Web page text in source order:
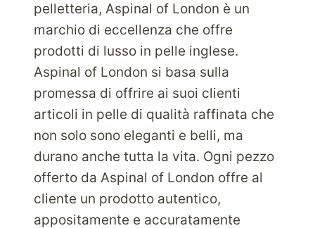
pelletteria, Aspinal of London è un
marchio di eccellenza che offre
prodotti di lusso in pelle inglese.
Aspinal of London si basa sulla
promessa di offrire ai suoi clienti
articoli in pelle di qualità raffinata che
non solo sono eleganti e belli, ma
durano anche tutta la vita. Ogni pezzo
offerto da Aspinal of London offre al
cliente un prodotto autentico,
appositamente e accuratamente